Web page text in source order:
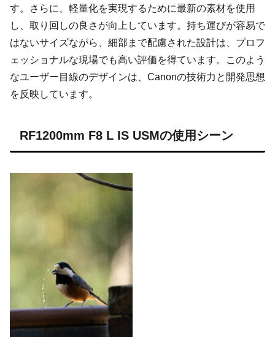
す。さらに、軽量化を実現するために最新の素材を使用
し、取り回しの良さが向上しています。持ち運びが容易で
はないサイズながら、細部まで配慮された設計は、プロフ
ェッショナルな現場でも高い評価を得ています。このよう
なユーザー目線のデザインは、Canonの技術力と開発思想
を反映しています。
RF1200mm F8 L IS USMの使用シーン